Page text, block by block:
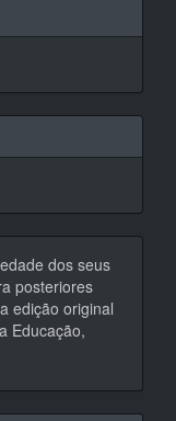
dos seus
posteriores
edição original
Educação,